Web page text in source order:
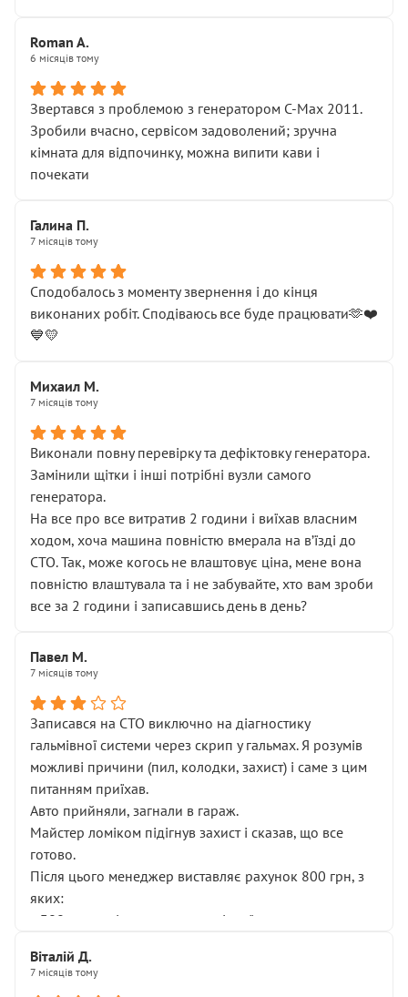
Roman A.
6 місяців тому
Звертався з проблемою з генератором C-Max 2011.
Зробили вчасно, сервісом задоволений; зручна
кімната для відпочинку, можна випити кави і
почекати
Галина П.
7 місяців тому
Сподобалось з моменту звернення і до кінця
виконаних робіт. Сподіваюсь все буде працювати🫶❤️
💙💛
Михаил М.
7 місяців тому
Виконали повну перевірку та дефіктовку генератора.
Замінили щітки і інші потрібні вузли самого
генератора.
На все про все витратив 2 години і виїхав власним
ходом, хоча машина повністю вмерала на вʼїзді до
СТО. Так, може когось не влаштовує ціна, мене вона
повністю влаштувала та і не забувайте, хто вам зроби
все за 2 години і записавшись день в день?
Павел М.
7 місяців тому
Записався на СТО виключно на діагностику
гальмівної системи через скрип у гальмах. Я розумів
можливі причини (пил, колодки, захист) і саме з цим
питанням приїхав.
Авто прийняли, загнали в гараж.
Майстер ломіком підігнув захист і сказав, що все
готово.
Після цього менеджер виставляє рахунок 800 грн, з
яких:
• 300 грн — діагностика гальмівної системи
НЕ погоджував
Віталій Д.
7 місяців тому